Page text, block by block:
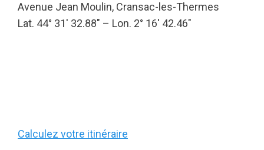
Avenue Jean Moulin, Cransac-les-Thermes
Lat. 44° 31′ 32.88″ – Lon. 2° 16′ 42.46″
Calculez votre itinéraire